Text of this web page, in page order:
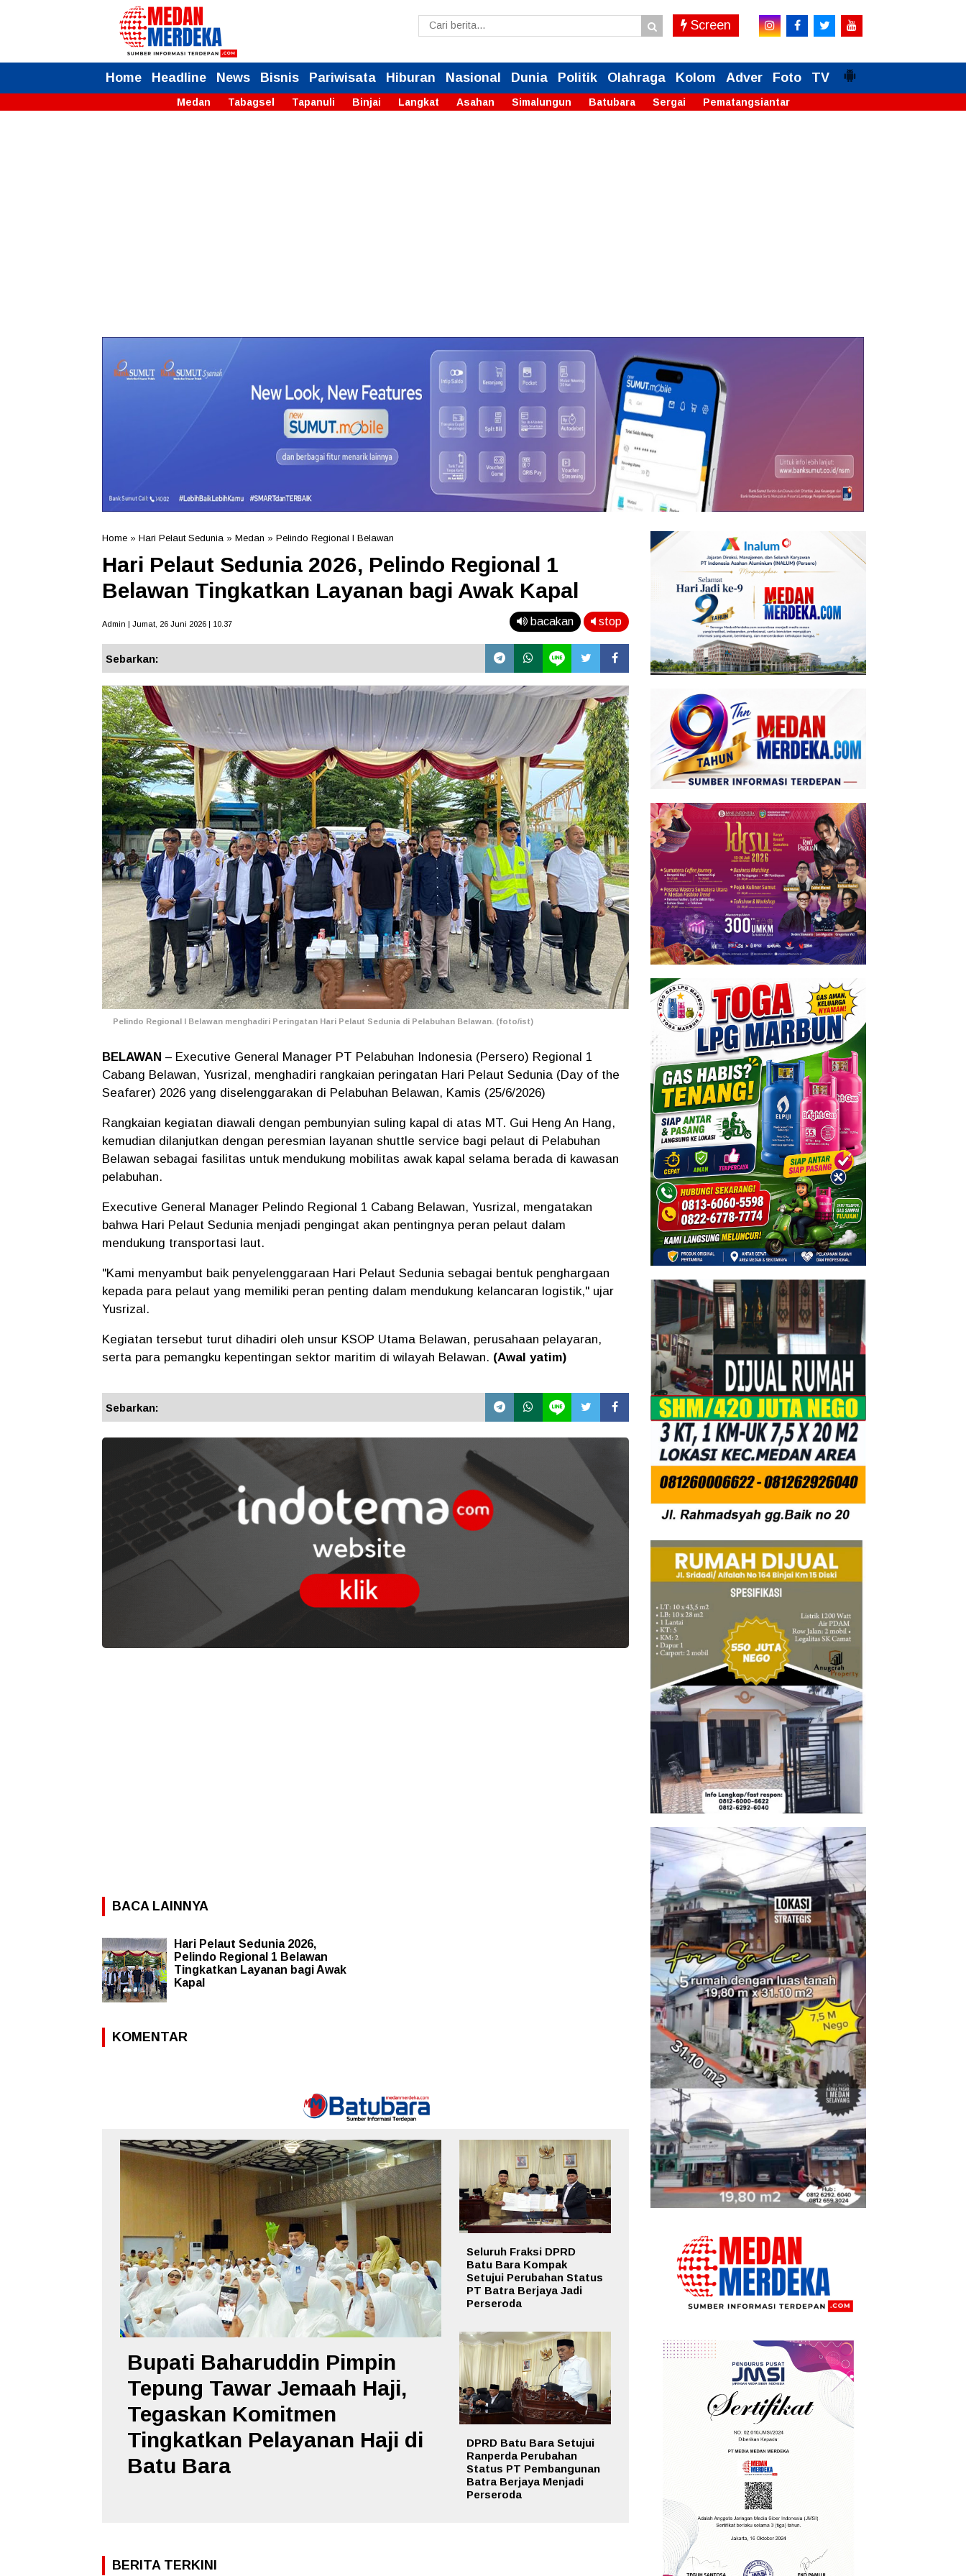
Screen
Home Headline News Bisnis Pariwisata Hiburan Nasional Dunia Politik Olahraga Kolom Adver Foto TV
Medan Tabagsel Tapanuli Binjai Langkat Asahan Simalungun Batubara Sergai Pematangsiantar
Home » Hari Pelaut Sedunia » Medan » Pelindo Regional I Belawan
Hari Pelaut Sedunia 2026, Pelindo Regional 1
Belawan Tingkatkan Layanan bagi Awak Kapal
Admin | Jumat, 26 Juni 2026 | 10.37 bacakan stop
Sebarkan:
Pelindo Regional I Belawan menghadiri Peringatan Hari Pelaut Sedunia di Pelabuhan Belawan. (foto/ist)
BELAWAN – Executive General Manager PT Pelabuhan Indonesia (Persero) Regional 1
Cabang Belawan, Yusrizal, menghadiri rangkaian peringatan Hari Pelaut Sedunia (Day of the
Seafarer) 2026 yang diselenggarakan di Pelabuhan Belawan, Kamis (25/6/2026)
Rangkaian kegiatan diawali dengan pembunyian suling kapal di atas MT. Gui Heng An Hang,
kemudian dilanjutkan dengan peresmian layanan shuttle service bagi pelaut di Pelabuhan
Belawan sebagai fasilitas untuk mendukung mobilitas awak kapal selama berada di kawasan
pelabuhan.
Executive General Manager Pelindo Regional 1 Cabang Belawan, Yusrizal, mengatakan
bahwa Hari Pelaut Sedunia menjadi pengingat akan pentingnya peran pelaut dalam
mendukung transportasi laut.
"Kami menyambut baik penyelenggaraan Hari Pelaut Sedunia sebagai bentuk penghargaan
kepada para pelaut yang memiliki peran penting dalam mendukung kelancaran logistik," ujar
Yusrizal.
Kegiatan tersebut turut dihadiri oleh unsur KSOP Utama Belawan, perusahaan pelayaran,
serta para pemangku kepentingan sektor maritim di wilayah Belawan. (Awal yatim)
Sebarkan:
BACA LAINNYA
Hari Pelaut Sedunia 2026,
Pelindo Regional 1 Belawan
Tingkatkan Layanan bagi Awak
Kapal
KOMENTAR
Bupati Baharuddin Pimpin
Tepung Tawar Jemaah Haji,
Tegaskan Komitmen
Tingkatkan Pelayanan Haji di
Batu Bara
Seluruh Fraksi DPRD
Batu Bara Kompak
Setujui Perubahan Status
PT Batra Berjaya Jadi
Perseroda
DPRD Batu Bara Setujui
Ranperda Perubahan
Status PT Pembangunan
Batra Berjaya Menjadi
Perseroda
BERITA TERKINI